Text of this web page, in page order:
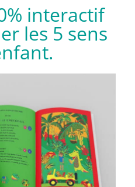
interactif
les 5 sens